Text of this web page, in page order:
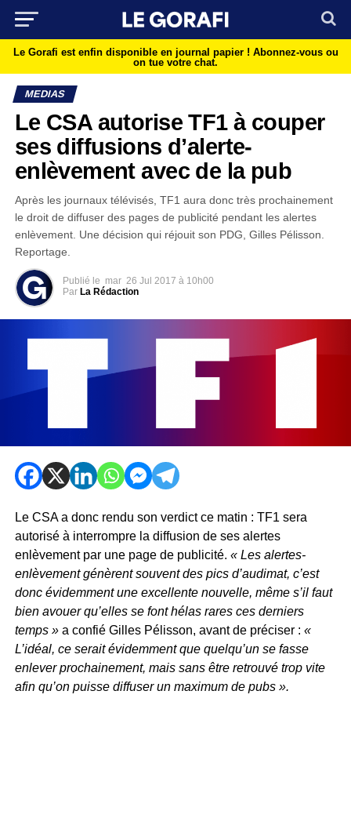
Le Gorafi est enfin disponible en journal papier ! Abonnez-vous ou
on tue votre chat.
MEDIAS
Le CSA autorise TF1 à couper
ses diffusions d’alerte-
enlèvement avec de la pub
Après les journaux télévisés, TF1 aura donc très prochainement
le droit de diffuser des pages de publicité pendant les alertes
enlèvement. Une décision qui réjouit son PDG, Gilles Pélisson.
Reportage.
Publié le mar 26 Jul 2017 à 10h00
Par La Rédaction
Le CSA a donc rendu son verdict ce matin : TF1 sera
autorisé à interrompre la diffusion de ses alertes
enlèvement par une page de publicité. « Les alertes-
enlèvement génèrent souvent des pics d’audimat, c’est
donc évidemment une excellente nouvelle, même s’il faut
bien avouer qu’elles se font hélas rares ces derniers
temps »a confié Gilles Pélisson, avant de préciser : «
L’idéal, ce serait évidemment que quelqu’un se fasse
enlever prochainement, mais sans être retrouvé trop vite
afin qu’on puisse diffuser un maximum de pubs ».